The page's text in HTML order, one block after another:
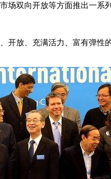
场双向开放等方面推出一系
开放、充满活力、富有弹